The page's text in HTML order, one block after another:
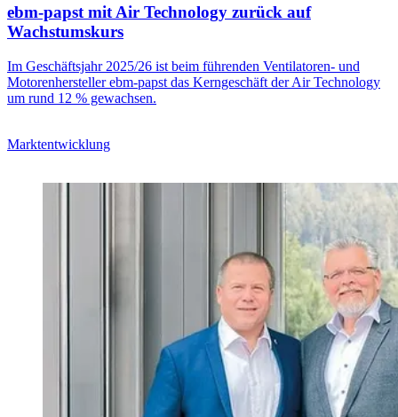
ebm-papst mit Air Technology zurück auf
Wachstumskurs
Im Geschäftsjahr 2025/26 ist beim führenden Ventilatoren- und
Motorenhersteller ebm-papst das Kerngeschäft der Air Technology
um rund 12 % gewachsen.
Marktentwicklung